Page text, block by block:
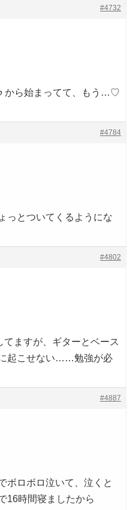
#4732
から始まってて、もう…♡
#4784
とついてくるようにな
#4802
ますが、ギターとベース
起こせない……勉強が必
#4887
ボロボロ泣いて、泣くと
16時間寝ましたから